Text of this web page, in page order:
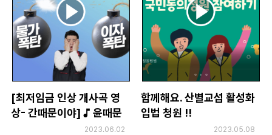
[최저임금 인상 개사곡 영
상- 간때문이야] ♪ 윤때문
이야~ 최저임금 인상해~
2023.06.02
함께해요. 산별교섭 활성화
입법 청원 !!
2023.05.08